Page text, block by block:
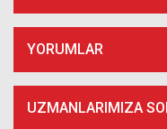
YORUMLAR
UZMANLARIMIZA